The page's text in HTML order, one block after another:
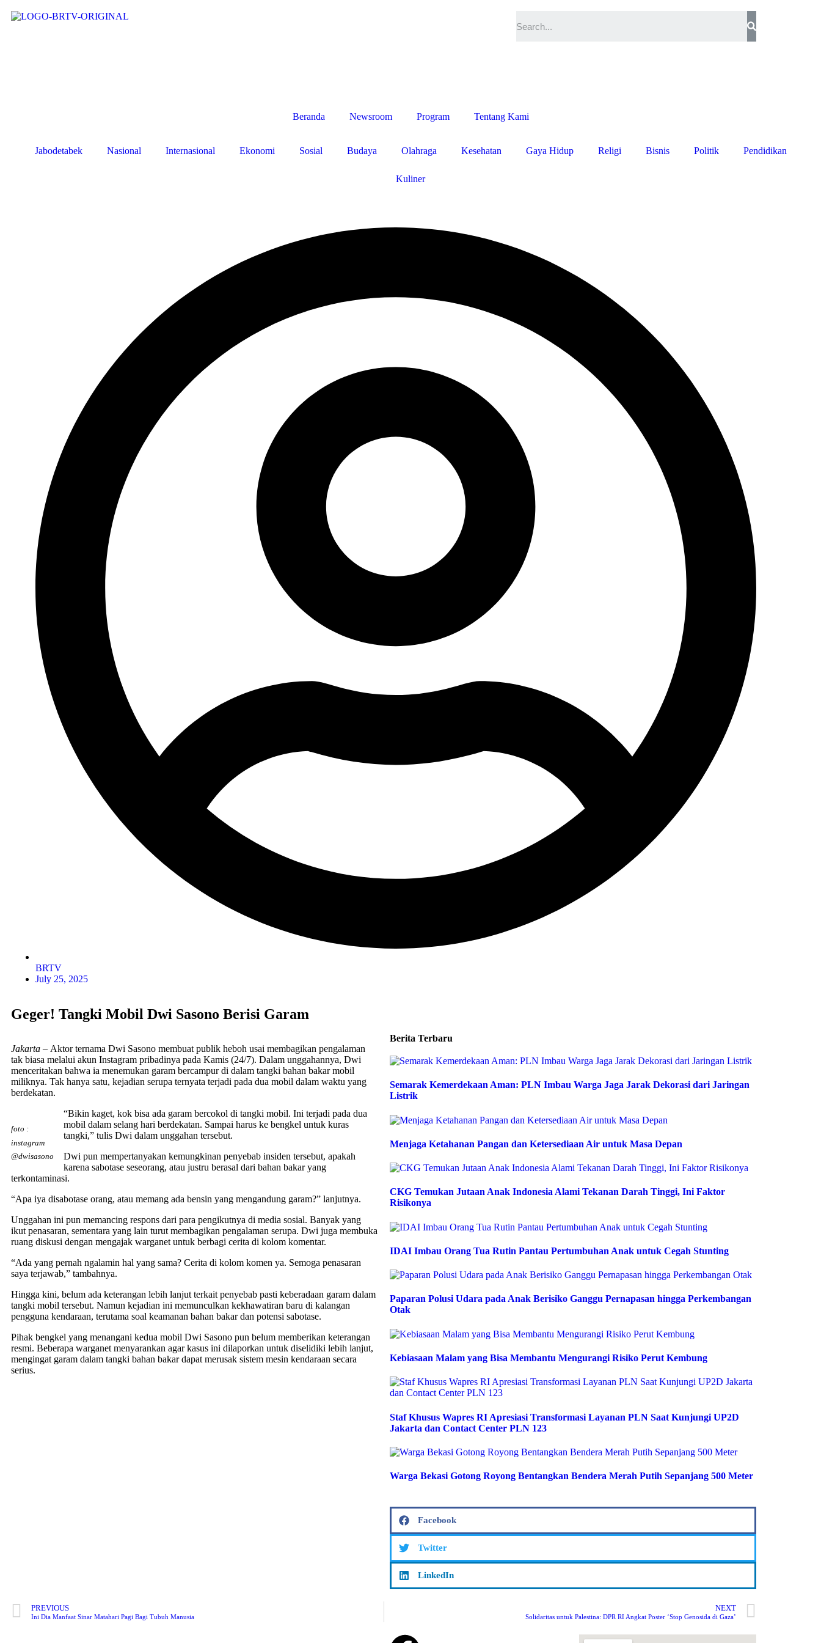
Beranda Newsroom Program Tentang Kami
Jabodetabek Nasional Internasional Ekonomi Sosial Budaya Olahraga Kesehatan Gaya Hidup Religi Bisnis Politik Pendidikan
Kuliner
BRTV
July 25, 2025
Geger! Tangki Mobil Dwi Sasono Berisi Garam
Jakarta – Aktor ternama Dwi Sasono membuat publik heboh usai membagikan pengalaman
tak biasa melalui akun Instagram pribadinya pada Kamis (24/7). Dalam unggahannya, Dwi
menceritakan bahwa ia menemukan garam bercampur di dalam tangki bahan bakar mobil
miliknya. Tak hanya satu, kejadian serupa ternyata terjadi pada dua mobil dalam waktu yang
berdekatan.
foto :
instagram
@dwisasono
“Bikin kaget, kok bisa ada garam bercokol di tangki mobil. Ini terjadi pada dua
mobil dalam selang hari berdekatan. Sampai harus ke bengkel untuk kuras
tangki,” tulis Dwi dalam unggahan tersebut.
Dwi pun mempertanyakan kemungkinan penyebab insiden tersebut, apakah
karena sabotase seseorang, atau justru berasal dari bahan bakar yang
terkontaminasi.
“Apa iya disabotase orang, atau memang ada bensin yang mengandung garam?” lanjutnya.
Unggahan ini pun memancing respons dari para pengikutnya di media sosial. Banyak yang
ikut penasaran, sementara yang lain turut membagikan pengalaman serupa. Dwi juga membuka
ruang diskusi dengan mengajak warganet untuk berbagi cerita di kolom komentar.
“Ada yang pernah ngalamin hal yang sama? Cerita di kolom komen ya. Semoga penasaran
saya terjawab,” tambahnya.
Hingga kini, belum ada keterangan lebih lanjut terkait penyebab pasti keberadaan garam dalam
tangki mobil tersebut. Namun kejadian ini memunculkan kekhawatiran baru di kalangan
pengguna kendaraan, terutama soal keamanan bahan bakar dan potensi sabotase.
Pihak bengkel yang menangani kedua mobil Dwi Sasono pun belum memberikan keterangan
resmi. Beberapa warganet menyarankan agar kasus ini dilaporkan untuk diselidiki lebih lanjut,
mengingat garam dalam tangki bahan bakar dapat merusak sistem mesin kendaraan secara
serius.
Berita Terbaru
Semarak Kemerdekaan Aman: PLN Imbau Warga Jaga Jarak Dekorasi dari Jaringan
Listrik
Menjaga Ketahanan Pangan dan Ketersediaan Air untuk Masa Depan
CKG Temukan Jutaan Anak Indonesia Alami Tekanan Darah Tinggi, Ini Faktor
Risikonya
IDAI Imbau Orang Tua Rutin Pantau Pertumbuhan Anak untuk Cegah Stunting
Paparan Polusi Udara pada Anak Berisiko Ganggu Pernapasan hingga Perkembangan
Otak
Kebiasaan Malam yang Bisa Membantu Mengurangi Risiko Perut Kembung
Staf Khusus Wapres RI Apresiasi Transformasi Layanan PLN Saat Kunjungi UP2D
Jakarta dan Contact Center PLN 123
Warga Bekasi Gotong Royong Bentangkan Bendera Merah Putih Sepanjang 500 Meter
Facebook
Twitter
LinkedIn
PREVIOUS
Ini Dia Manfaat Sinar Matahari Pagi Bagi Tubuh Manusia
NEXT
Solidaritas untuk Palestina: DPR RI Angkat Poster ‘Stop Genosida di Gaza’